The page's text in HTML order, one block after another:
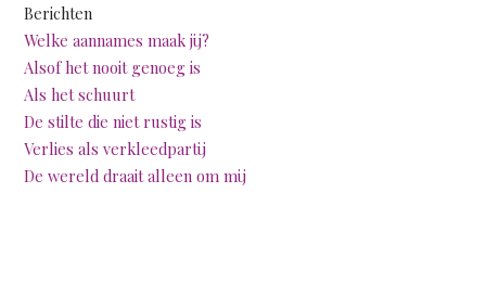
Berichten
Welke aannames maak jij?
Alsof het nooit genoeg is
Als het schuurt
De stilte die niet rustig is
Verlies als verkleedpartij
De wereld draait alleen om mij